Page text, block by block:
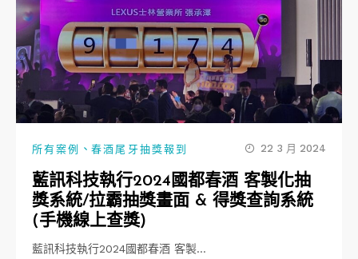
所有案例 、春酒尾牙抽獎報到 22 3 月 2024
藍訊科技執行2024國都春酒 客製化抽
獎系統/拉霸抽獎畫面 & 得獎查詢系統
(手機線上查獎)
藍訊科技執行2024國都春酒 客製…